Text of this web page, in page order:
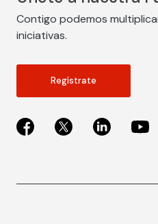
Contigo podemos
iniciativas.
Regístrate